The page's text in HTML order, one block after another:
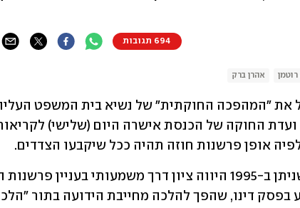
694 תגובות
אהרן ברק
אופן פרשנות חוזה תהיה ככל שיקבעו הצדדים.